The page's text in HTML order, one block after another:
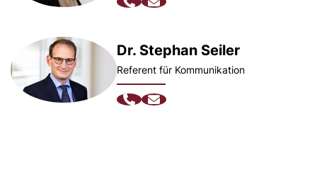
Dr. Stephan Seiler
Referent für Kommunikation